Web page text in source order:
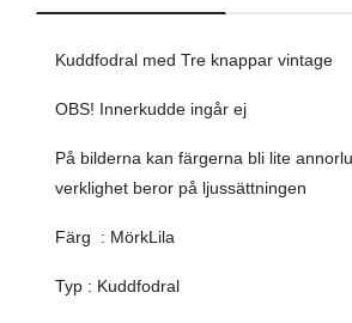
Kuddfodral med Tre knappar vintage
OBS! Innerkudde ingår ej
På bilderna kan färgerna bli lite
verklighet beror på ljussättningen
Färg : MörkLila
Typ : Kuddfodral